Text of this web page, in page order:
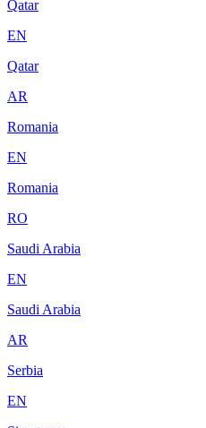
Qatar
EN
Qatar
AR
Romania
EN
Romania
RO
Saudi Arabia
EN
Saudi Arabia
AR
Serbia
EN